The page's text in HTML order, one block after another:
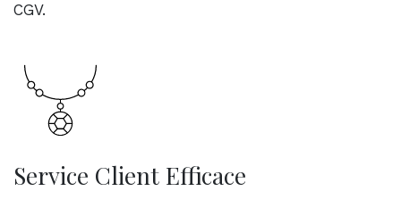
CGV.
Service Client Efficace